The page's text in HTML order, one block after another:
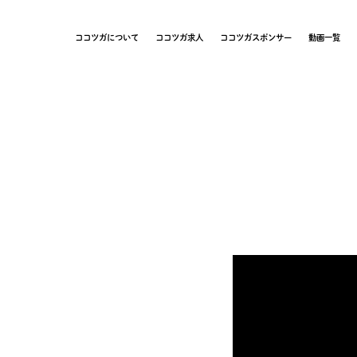
ココツガについて ココツガ求人 ココツガスポンサー 動画一覧